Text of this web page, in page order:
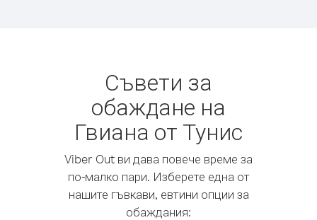
Съвети за
обаждане на
Гвиана от Тунис
Viber Out ви дава повече време за
по-малко пари. Изберете една от
нашите гъвкави, евтини опции за
обаждания: